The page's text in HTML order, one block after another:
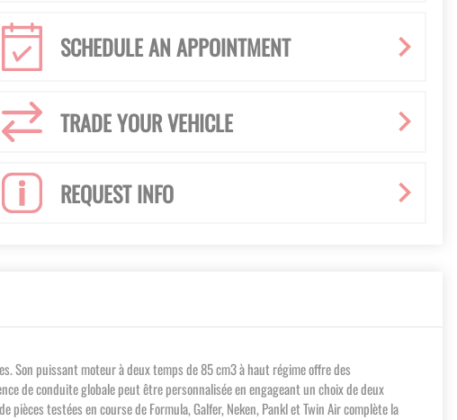
SCHEDULE AN APPOINTMENT
TRADE YOUR VEHICLE
REQUEST INFO
Son puissant moteur à deux temps de 85 cm3 à haut régime offre des
de conduite globale peut être personnalisée en engageant un choix de deux
testées en course de Formula, Galfer, Neken, Pankl et Twin Air complète la